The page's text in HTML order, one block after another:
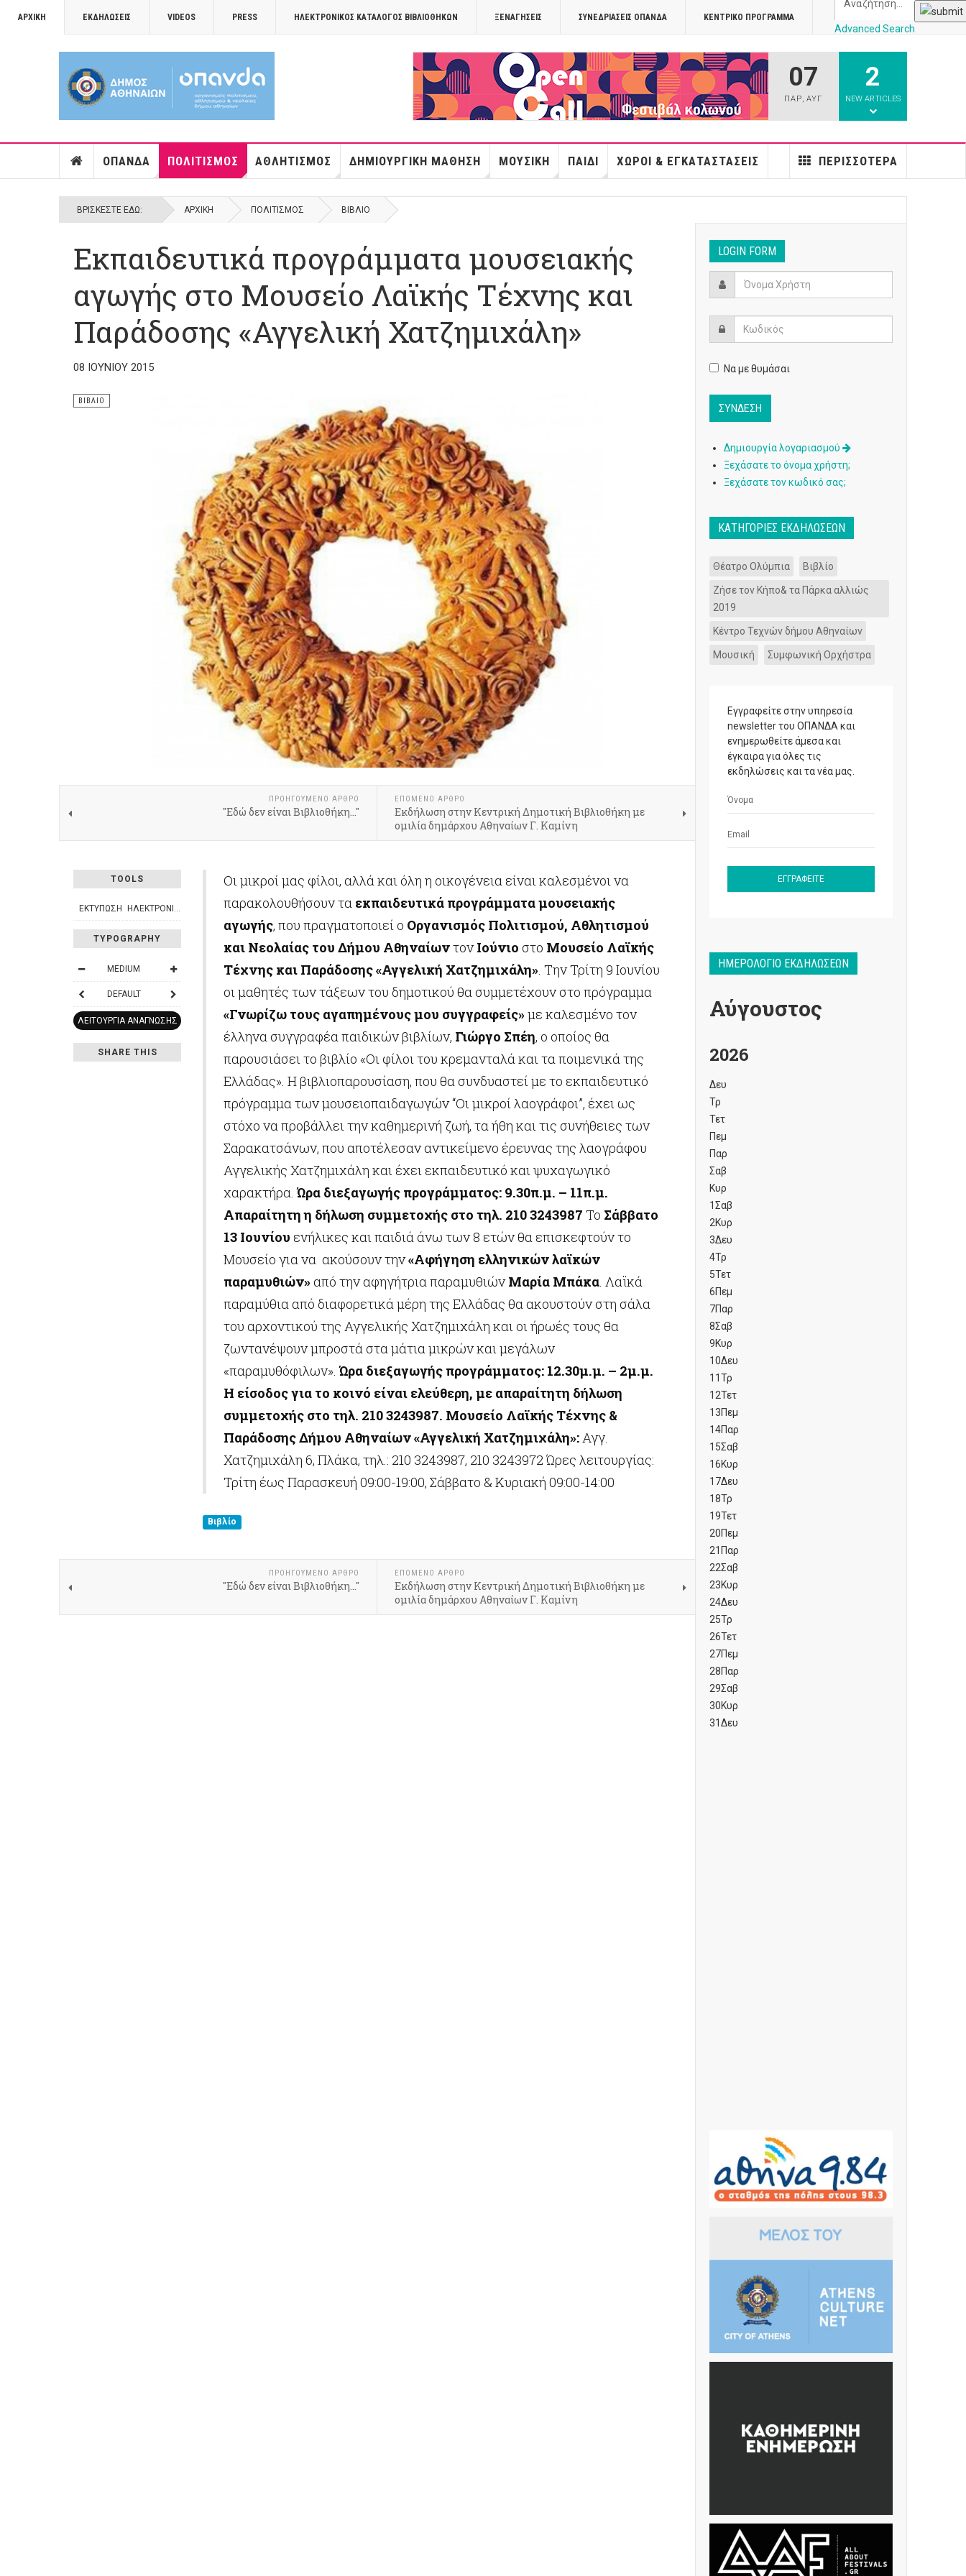
ΑΡΧΙΚΉ ΕΚΔΗΛΏΣΕΙΣ VIDEOS PRESS ΗΛΕΚΤΡΟΝΙΚΟΣ ΚΑΤΑΛΟΓΟΣ ΒΙΒΛΙΟΘΗΚΩΝ ΞΕΝΑΓΉΣΕΙΣ ΣΥΝΕΔΡΙΆΣΕΙΣ ΟΠΑΝΔΑ ΚΕΝΤΡΙΚΌ ΠΡΌΓΡΑΜΜΑ
Advanced Search
OPANDAcityofathens 07
ΠΑΡ,ΑΥΓ
2
NEW ARTICLES
ΟΠΑΝΔΑ ΠΟΛΙΤΙΣΜΌΣ ΑΘΛΗΤΙΣΜΌΣ ΔΗΜΙΟΥΡΓΙΚΉ ΜΆΘΗΣΗ ΜΟΥΣΙΚΉ ΠΑΙΔΊ ΧΏΡΟΙ & ΕΓΚΑΤΑΣΤΆΣΕΙΣ ΠΕΡΙΣΣΌΤΕΡΑ
ΒΡΊΣΚΕΣΤΕ ΕΔΏ: ΑΡΧΙΚΉ ΠΟΛΙΤΙΣΜΌΣ ΒΙΒΛΊΟ
Εκπαιδευτικά προγράμματα μουσειακής
αγωγής στο Μουσείο Λαϊκής Τέχνης και
Παράδοσης «Αγγελική Χατζημιχάλη»
08 ΙΟΥΝΊΟΥ 2015
ΒΙΒΛΊΟ
ΠΡΟΗΓΟΎΜΕΝΟ ΆΡΘΡΟ
"Εδώ δεν είναι Βιβλιοθήκη..."
ΕΠΌΜΕΝΟ ΆΡΘΡΟ
Εκδήλωση στην Κεντρική Δημοτική Βιβλιοθήκη με
ομιλία δημάρχου Αθηναίων Γ. Καμίνη
TOOLS
ΕΚΤΎΠΩΣΗ ΗΛΕΚΤΡΟΝΙΚΌ ΤΑΧΥΔΡΟΜΕΊΟ
TYPOGRAPHY
MEDIUM
DEFAULT
ΛΕΙΤΟΥΡΓΊΑ ΑΝΆΓΝΩΣΗΣ
SHARE THIS
Οι μικροί μας φίλοι, αλλά και όλη η οικογένεια είναι καλεσμένοι να
παρακολουθήσουν τα εκπαιδευτικά προγράμματα μουσειακής
αγωγής, που πραγματοποιεί ο Οργανισμός Πολιτισμού, Αθλητισμού
και Νεολαίας του Δήμου ΑθηναίωντονΙούνιο στο Μουσείο Λαϊκής
Τέχνης και Παράδοσης «Αγγελική Χατζημιχάλη». Την Τρίτη 9 Ιουνίου
οι μαθητές των τάξεων του δημοτικού θα συμμετέχουν στο πρόγραμμα
«Γνωρίζω τους αγαπημένους μου συγγραφείς»με καλεσμένο τον
έλληνα συγγραφέα παιδικών βιβλίων, Γιώργο Σπέη, ο οποίος θα
παρουσιάσει το βιβλίο «Οι φίλοι του κρεμανταλά και τα ποιμενικά της
Ελλάδας». Η βιβλιοπαρουσίαση, που θα συνδυαστεί με το εκπαιδευτικό
πρόγραμμα των μουσειοπαιδαγωγών “Οι μικροί λαογράφοι”, έχει ως
στόχο να προβάλλει την καθημερινή ζωή, τα ήθη και τις συνήθειες των
Σαρακατσάνων, που αποτέλεσαν αντικείμενο έρευνας της λαογράφου
Αγγελικής Χατζημιχάλη και έχει εκπαιδευτικό και ψυχαγωγικό
χαρακτήρα.Ώρα διεξαγωγής προγράμματος: 9.30π.μ. – 11π.μ.
Απαραίτητη η δήλωση συμμετοχής στο τηλ. 2103243987 Το Σάββατο
13 Ιουνίου ενήλικες και παιδιά άνω των 8 ετών θα επισκεφτούν το
Μουσείο για να ακούσουν την«Αφήγηση ελληνικών λαϊκών
παραμυθιών»από την αφηγήτρια παραμυθιώνΜαρία Μπάκα. Λαϊκά
παραμύθια από διαφορετικά μέρη της Ελλάδας θα ακουστούν στη σάλα
του αρχοντικού της Αγγελικής Χατζημιχάλη και οι ήρωές τους θα
ζωντανέψουν μπροστά στα μάτια μικρών και μεγάλων
«παραμυθόφιλων».Ώρα διεξαγωγής προγράμματος: 12.30μ.μ. – 2μ.μ.
Η είσοδος για το κοινό είναι ελεύθερη, με απαραίτητη δήλωση
συμμετοχής στο τηλ. 210 3243987. Μουσείο Λαϊκής Τέχνης &
Παράδοσης Δήμου Αθηναίων «Αγγελική Χατζημιχάλη»:Αγγ.
Χατζημιχάλη 6, Πλάκα, τηλ.: 210 3243987, 210 3243972 Ώρες λειτουργίας:
Τρίτη έως Παρασκευή 09:00-19:00, Σάββατο & Κυριακή 09:00-14:00
Βιβλίο
ΠΡΟΗΓΟΎΜΕΝΟ ΆΡΘΡΟ
"Εδώ δεν είναι Βιβλιοθήκη..."
ΕΠΌΜΕΝΟ ΆΡΘΡΟ
Εκδήλωση στην Κεντρική Δημοτική Βιβλιοθήκη με
ομιλία δημάρχου Αθηναίων Γ. Καμίνη
LOGIN FORM
Να με θυμάσαι
Δημιουργία λογαριασμού
Ξεχάσατε το όνομα χρήστη;
Ξεχάσατε τον κωδικό σας;
ΚΑΤΗΓΟΡΊΕΣ ΕΚΔΗΛΏΣΕΩΝ
Θέατρο Ολύμπια Βιβλίο
Ζήσε τον Κήπο& τα Πάρκα αλλιώς
2019
Κέντρο Τεχνών δήμου Αθηναίων
Μουσική Συμφωνική Ορχήστρα
Εγγραφείτε στην υπηρεσία
newsletter του ΟΠΑΝΔΑ και
ενημερωθείτε άμεσα και
έγκαιρα για όλες τις
εκδηλώσεις και τα νέα μας.
ΗΜΕΡΟΛΌΓΙΟ ΕΚΔΗΛΏΣΕΩΝ
Αύγουστος
2026
Δευ
Τρ
Τετ
Πεμ
Παρ
Σαβ
Κυρ
1Σαβ
2Κυρ
3Δευ
4Τρ
5Τετ
6Πεμ
7Παρ
8Σαβ
9Κυρ
10Δευ
11Τρ
12Τετ
13Πεμ
14Παρ
15Σαβ
16Κυρ
17Δευ
18Τρ
19Τετ
20Πεμ
21 Παρ
22Σαβ
23Κυρ
24Δευ
25Τρ
26Τετ
27Πεμ
28Παρ
29Σαβ
30Κυρ
31Δευ